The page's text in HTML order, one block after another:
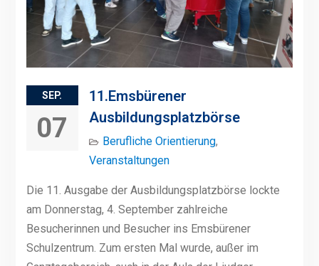
SEP.
07
11.Emsbürener
Ausbildungsplatzbörse
Berufliche Orientierung,
Veranstaltungen
Die 11. Ausgabe der Ausbildungsplatzbörse lockte
am Donnerstag, 4. September zahlreiche
Besucherinnen und Besucher ins Emsbürener
Schulzentrum. Zum ersten Mal wurde, außer im